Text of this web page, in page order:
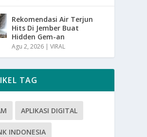
Rekomendasi Air Terjun
Hits Di Jember Buat
Hidden Gem-an
Agu 2, 2026 |VIRAL
TAG
APLIKASI DIGITAL
INDONESIA